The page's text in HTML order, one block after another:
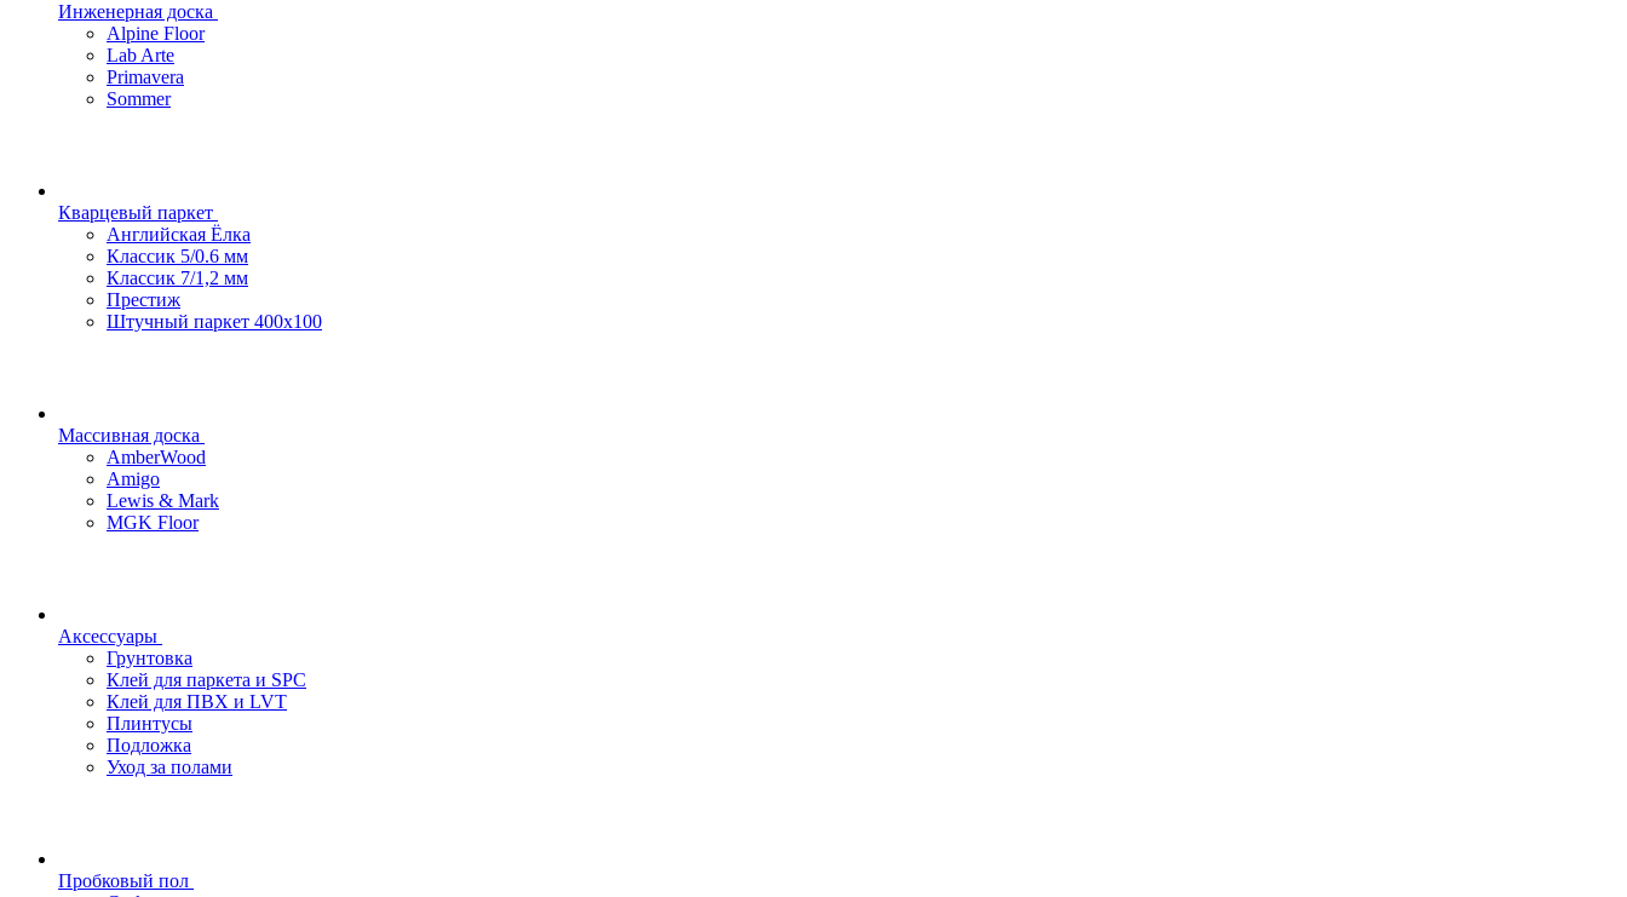
Инженерная доска
Alpine Floor
Lab Arte
Primavera
Sommer
Кварцевый паркет
Английская Ёлка
Классик 5/0.6 мм
Классик 7/1,2 мм
Престиж
Штучный паркет 400x100
Массивная доска
AmberWood
Amigo
Lewis & Mark
MGK Floor
Аксессуары
Грунтовка
Клей для паркета и SPC
Клей для ПВХ и LVT
Плинтусы
Подложка
Уход за полами
Пробковый пол